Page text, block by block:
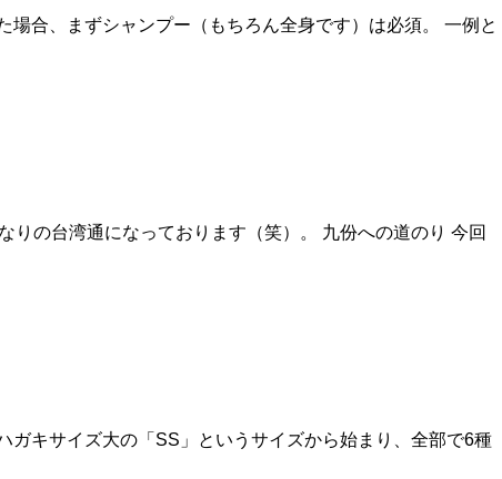
合、まずシャンプー（もちろん全身です）は必須。 一例と
の台湾通になっております（笑）。 九份への道のり 今回
ガキサイズ大の「SS」というサイズから始まり、全部で6種